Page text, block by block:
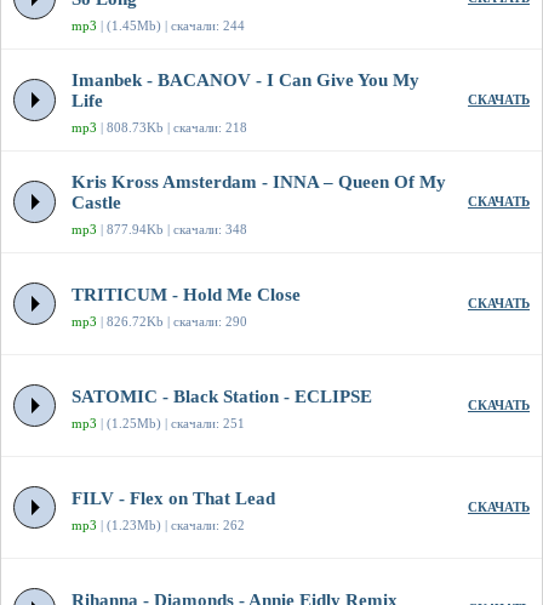
mp3 | (1.45Mb) | скачали: 244
Imanbek - BACANOV - I Can Give You My
Life
mp3 | 808.73Kb | скачали: 218
СКАЧАТЬ
Kris Kross Amsterdam - INNA – Queen Of My
Castle
mp3 | 877.94Kb | скачали: 348
СКАЧАТЬ
TRITICUM - Hold Me Close
mp3 | 826.72Kb | скачали: 290
СКАЧАТЬ
SATOMIC - Black Station - ECLIPSE
mp3 | (1.25Mb) | скачали: 251
СКАЧАТЬ
FILV - Flex on That Lead
mp3 | (1.23Mb) | скачали: 262
СКАЧАТЬ
Rihanna - Diamonds - Annie Eidly Remix